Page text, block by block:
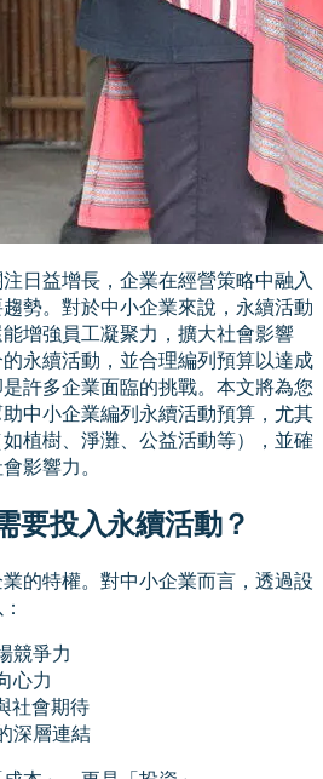
日益增長，企業在經營策略中融入
勢。對於中小企業來說，永續活動
增強員工凝聚力，擴大社會影響
永續活動，並合理編列預算以達成
許多企業面臨的挑戰。本文將為您
中小企業編列永續活動預算，尤其
植樹、淨灘、公益活動等），並確
影響力。
要投入永續活動？
的特權。對中小企業而言，透過設
競爭力
心力
社會期待
深層連結